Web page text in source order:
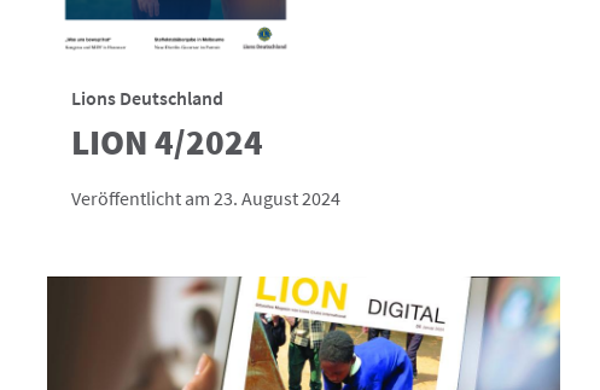
Lions Deutschland
LION 4/2024
Veröffentlicht am 23. August 2024